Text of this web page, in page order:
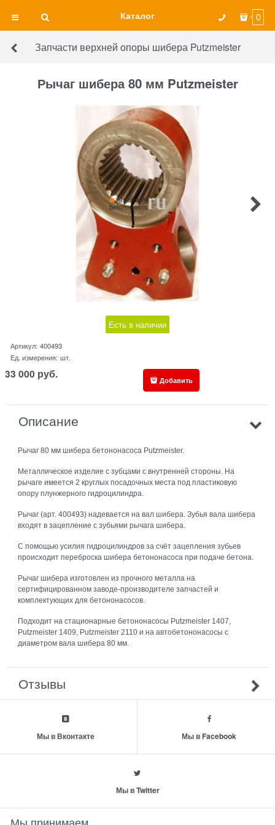
Каталог 0
Запчасти верхней опоры шибера Putzmeister
Рычаг шибера 80 мм Putzmeister
Есть в наличии
Артикул: 400493
Ед. измерения: шт.
33 000 руб. Добавить
Описание
Рычаг 80 мм шибера бетононасоса Putzmeister.
Металлическое изделие с зубцами с внутренней стороны. На
рычаге имеется 2 круглых посадочных места под пластиковую
опору плунжерного гидроцилиндра.
Рычаг (арт. 400493) надевается на вал шибера. Зубья вала шибера
входят в зацепление с зубьями рычага шибера.
С помощью усилия гидроцилиндров за счёт зацепления зубьев
происходит переброска шибера бетононасоса при подаче бетона.
Рычаг шибера изготовлен из прочного металла на
сертифицированном заводе-производителе запчастей и
комплектующих для бетононасосов.
Подходит на стационарные бетононасосы Putzmeister 1407,
Putzmeister 1409, Putzmeister 2110 и на автобетононасосы с
диаметром вала шибера 80 мм.
Отзывы
Мы в Вконтакте Мы в Facebook
Мы в Twitter